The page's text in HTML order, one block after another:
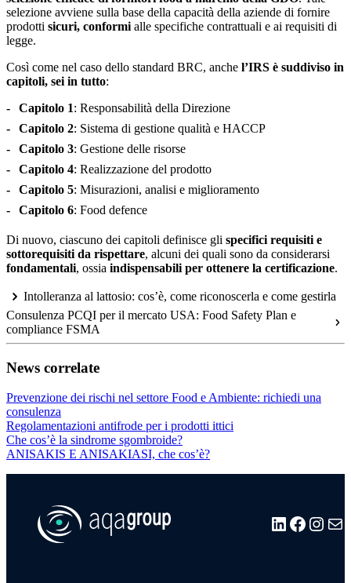
selezione avviene sulla base della capacità della aziende di fornire
prodotti sicuri, conformi alle specifiche contrattuali e ai requisiti di
legge.
Così come nel caso dello standard BRC, anche l’IRS è suddiviso in
capitoli, sei in tutto:
Capitolo 1: Responsabilità della Direzione
Capitolo 2: Sistema di gestione qualità e HACCP
Capitolo 3: Gestione delle risorse
Capitolo 4: Realizzazione del prodotto
Capitolo 5: Misurazioni, analisi e miglioramento
Capitolo 6: Food defence
Di nuovo, ciascuno dei capitoli definisce gli specifici requisiti e
sottorequisiti da rispettare, alcuni dei quali sono da considerarsi
fondamentali, ossia indispensabili per ottenere la certificazione.
Intolleranza al lattosio: cos’è, come riconoscerla e come gestirla
Consulenza PCQI per il mercato USA: Food Safety Plan e
compliance FSMA
News correlate
Prevenzione dei rischi nel settore Food e Ambiente: richiedi una
consulenza
Regolamentazioni antifrode per i prodotti ittici
Che cos’è la sindrome sgombroide?
ANISAKIS E ANISAKIASI, che cos’è?
LinkedIn